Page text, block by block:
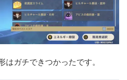
はガチできつかったです。